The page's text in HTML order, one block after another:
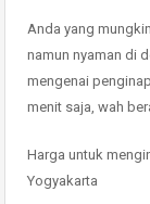
Anda yang
namun nyaman di
mengenai
menit saja, wah
Harga untuk
Yogyakarta